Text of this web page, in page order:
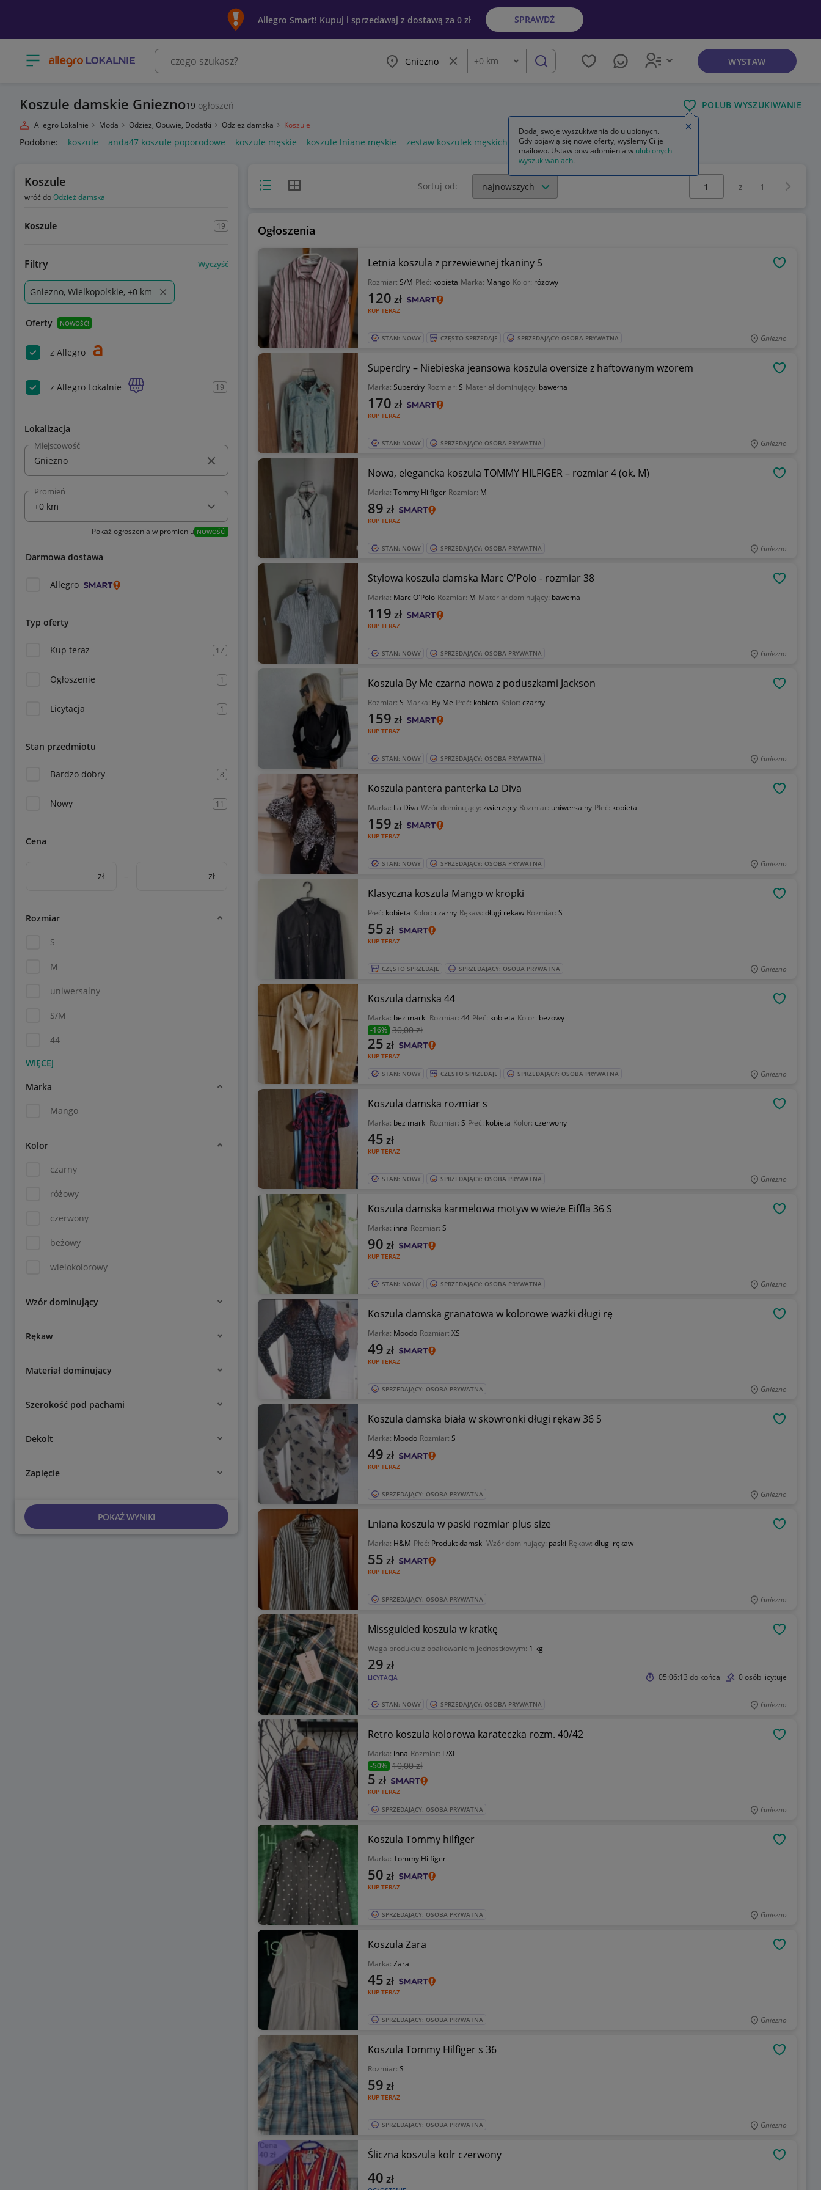
Allegro Smart! Kupuj i sprzedawaj z dostawą za 0 zł SPRAWDŹ
Otwórz menu z kategoriami Miasto Wyczyść frazę
Odległość
+0 km szukaj WYSTAW
Koszule damskie Gniezno19 ogłoszeń POLUB WYSZUKIWANIE
Allegro Lokalnie Moda Odzież, Obuwie, Dodatki Odzież damska Koszule
Podobne: koszule anda47 koszule poporodowe koszule męskie koszule lniane męskie zestaw koszulek męskich
Koszule
wróć doOdzież damska
Koszule 19
Filtry Wyczyść
Gniezno, Wielkopolskie, +0 km
Oferty NOWOŚĆ!
z Allegro
z Allegro Lokalnie 19
Lokalizacja
Miejscowość
Promień
Pokaż ogłoszenia w promieniu NOWOŚĆ!
Darmowa dostawa
Allegro
Typ oferty
Kup teraz 17
Ogłoszenie 1
Licytacja 1
Stan przedmiotu
Bardzo dobry 8
Nowy 11
Cena
zł – zł
Rozmiar
S
M
uniwersalny
S/M
44
Marka
Mango
Kolor
czarny
różowy
czerwony
beżowy
wielokolorowy
Wzór dominujący
Rękaw
Materiał dominujący
Szerokość pod pachami
Dekolt
Zapięcie
POKAŻ WYNIKI
Widok listyWidok siatki Sortuj od:
Wybierz stronę:
z 1
Ogłoszenia
Letnia koszula z przewiewnej tkaniny S
Rozmiar: S/M Płeć: kobieta Marka: Mango Kolor: różowy
KUP TERAZ
120 zł
STAN: NOWY CZĘSTO SPRZEDAJE SPRZEDAJĄCY: OSOBA PRYWATNA Gniezno
Superdry – Niebieska jeansowa koszula oversize z haftowanym wzorem
Marka: Superdry Rozmiar: S Materiał dominujący: bawełna
KUP TERAZ
170 zł
STAN: NOWY SPRZEDAJĄCY: OSOBA PRYWATNA Gniezno
Nowa, elegancka koszula TOMMY HILFIGER – rozmiar 4 (ok. M)
Marka: Tommy Hilfiger Rozmiar: M
KUP TERAZ
89 zł
STAN: NOWY SPRZEDAJĄCY: OSOBA PRYWATNA Gniezno
Stylowa koszula damska Marc O'Polo - rozmiar 38
Marka: Marc O'Polo Rozmiar: M Materiał dominujący: bawełna
KUP TERAZ
119 zł
STAN: NOWY SPRZEDAJĄCY: OSOBA PRYWATNA Gniezno
Koszula By Me czarna nowa z poduszkami Jackson
Rozmiar: S Marka: By Me Płeć: kobieta Kolor: czarny
KUP TERAZ
159 zł
STAN: NOWY SPRZEDAJĄCY: OSOBA PRYWATNA Gniezno
Koszula pantera panterka La Diva
Marka: La Diva Wzór dominujący: zwierzęcy Rozmiar: uniwersalny Płeć: kobieta
KUP TERAZ
159 zł
STAN: NOWY SPRZEDAJĄCY: OSOBA PRYWATNA Gniezno
Klasyczna koszula Mango w kropki
Płeć: kobieta Kolor: czarny Rękaw: długi rękaw Rozmiar: S
KUP TERAZ
55 zł
CZĘSTO SPRZEDAJE SPRZEDAJĄCY: OSOBA PRYWATNA Gniezno
Koszula damska 44
Marka: bez marki Rozmiar: 44 Płeć: kobieta Kolor: beżowy
-16% 30,00 zł
KUP TERAZ
25 zł
STAN: NOWY CZĘSTO SPRZEDAJE SPRZEDAJĄCY: OSOBA PRYWATNA Gniezno
Koszula damska rozmiar s
Marka: bez marki Rozmiar: S Płeć: kobieta Kolor: czerwony
KUP TERAZ
45 zł
STAN: NOWY SPRZEDAJĄCY: OSOBA PRYWATNA Gniezno
Koszula damska karmelowa motyw w wieże Eiffla 36 S
Marka: inna Rozmiar: S
KUP TERAZ
90 zł
STAN: NOWY SPRZEDAJĄCY: OSOBA PRYWATNA Gniezno
Koszula damska granatowa w kolorowe ważki długi rę
Marka: Moodo Rozmiar: XS
KUP TERAZ
49 zł
SPRZEDAJĄCY: OSOBA PRYWATNA Gniezno
Koszula damska biała w skowronki długi rękaw 36 S
Marka: Moodo Rozmiar: S
KUP TERAZ
49 zł
SPRZEDAJĄCY: OSOBA PRYWATNA Gniezno
Lniana koszula w paski rozmiar plus size
Marka: H&M Płeć: Produkt damski Wzór dominujący: paski Rękaw: długi rękaw
KUP TERAZ
55 zł
SPRZEDAJĄCY: OSOBA PRYWATNA Gniezno
Missguided koszula w kratkę
Waga produktu z opakowaniem jednostkowym: 1 kg
LICYTACJA
29 zł
05:06:13 do końca 0 osób licytuje
STAN: NOWY SPRZEDAJĄCY: OSOBA PRYWATNA Gniezno
Retro koszula kolorowa karateczka rozm. 40/42
Marka: inna Rozmiar: L/XL
-50% 10,00 zł
KUP TERAZ
5 zł
SPRZEDAJĄCY: OSOBA PRYWATNA Gniezno
Koszula Tommy hilfiger
Marka: Tommy Hilfiger
KUP TERAZ
50 zł
SPRZEDAJĄCY: OSOBA PRYWATNA Gniezno
Koszula Zara
Marka: Zara
KUP TERAZ
45 zł
SPRZEDAJĄCY: OSOBA PRYWATNA Gniezno
Koszula Tommy Hilfiger s 36
Rozmiar: S
KUP TERAZ
59 zł
SPRZEDAJĄCY: OSOBA PRYWATNA Gniezno
Śliczna koszula kolr czerwony
40 zł
Dodaj swoje wyszukiwania do ulubionych.
Gdy pojawią się nowe oferty, wyślemy Ci je
mailowo. Ustaw powiadomienia w ulubionych
wyszukiwaniach.
Zamknij wskazówkę